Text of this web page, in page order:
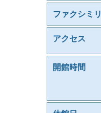
ファクシミリ
アクセス
開館時間